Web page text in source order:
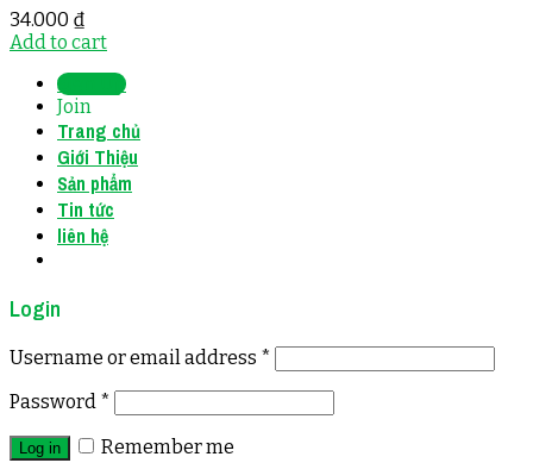
34.000 ₫
Add to cart
Sign Up
Join
Trang chủ
Giới Thiệu
Sản phẩm
Tin tức
liên hệ
Login
Username or email address *
Password *
Log in Remember me